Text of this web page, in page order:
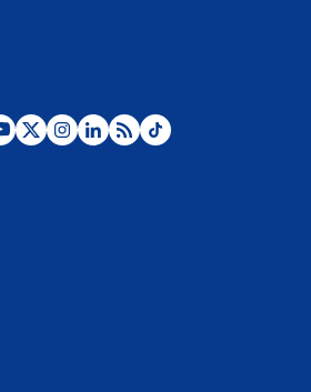
Posesión de Abelardo De La Espriella